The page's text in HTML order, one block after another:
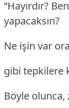
“Hayırdır?
yapacaksın?
Ne işin var
gibi tepkilere
Böyle